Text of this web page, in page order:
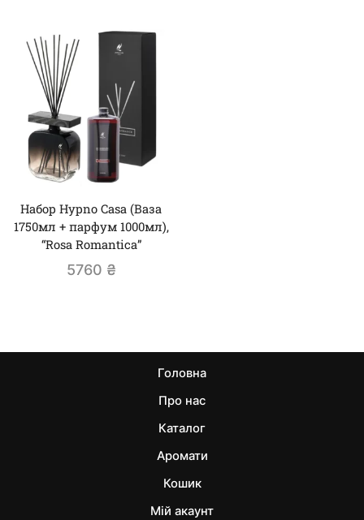
Набор Hypno Casa (Ваза
1750мл + парфум 1000мл),
“Rosa Romantica”
5760 ₴
Головна
Про нас
Каталог
Аромати
Кошик
Мій акаунт